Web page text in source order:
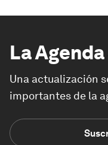
La Agenda
Una actualización
importantes de la